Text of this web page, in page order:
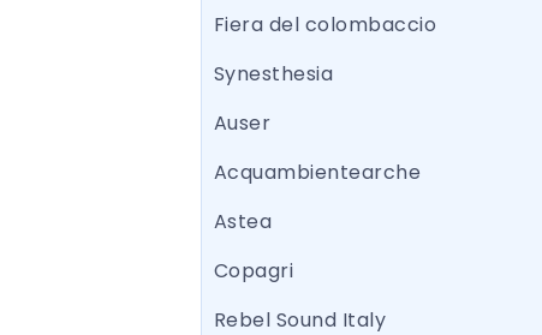
Fiera del colombaccio
Synesthesia
Auser
Acquambientearche
Astea
Copagri
Rebel Sound Italy